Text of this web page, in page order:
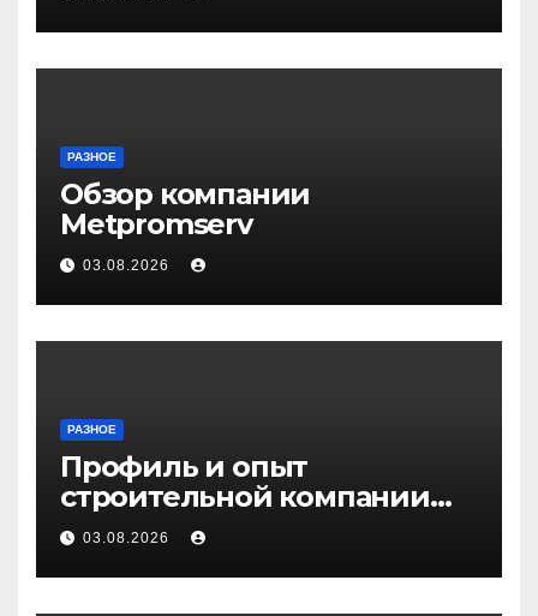
РАЗНОЕ
Обзор компании
Metpromserv
03.08.2026
РАЗНОЕ
Профиль и опыт
строительной компании
Медичи
03.08.2026